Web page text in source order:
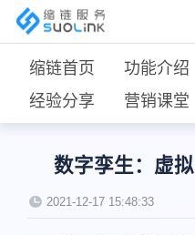
缩链首页 功能介绍
经验分享
营销课堂
数字孪生：虚
2021-12-17 15:48:33